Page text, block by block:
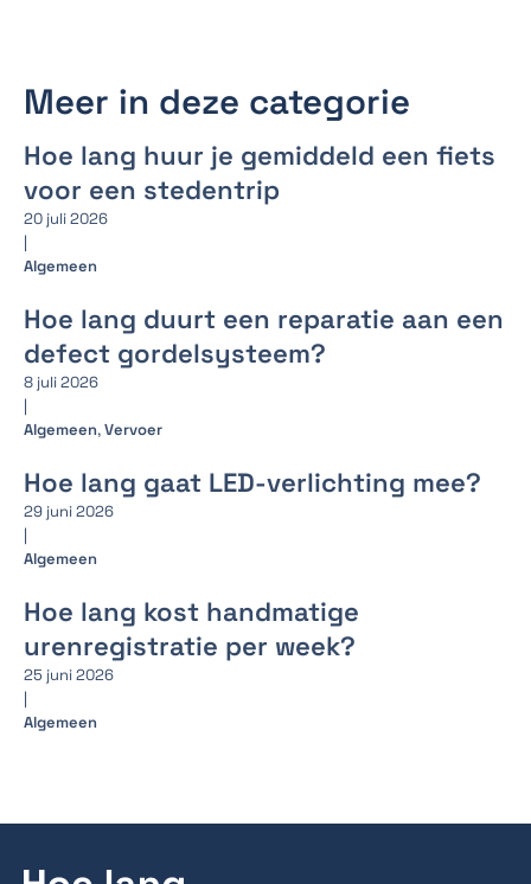
Meer in deze categorie
Hoe lang huur je gemiddeld een fiets
voor een stedentrip
20 juli 2026
|
Algemeen
Hoe lang duurt een reparatie aan een
defect gordelsysteem?
8 juli 2026
|
Algemeen,Vervoer
Hoe lang gaat LED-verlichting mee?
29 juni 2026
|
Algemeen
Hoe lang kost handmatige
urenregistratie per week?
25 juni 2026
|
Algemeen